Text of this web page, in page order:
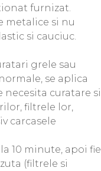
furnizat.
metalice si nu
si cauciuc.
grele sau
se aplica
curatare si
filtrele lor,
carcasele
10 minute, apoi fie
(filtrele si